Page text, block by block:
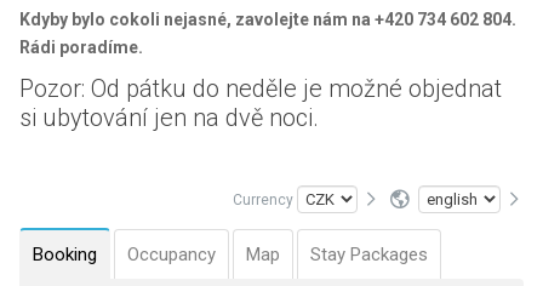
Kdyby bylo cokoli nejasné, zavolejte nám na +420 734 602 804.
Rádi poradíme.
Pozor: Od pátku do neděle je možné objednat
si ubytování jen na dvě noci.
Currency
Booking Occupancy Map Stay Packages